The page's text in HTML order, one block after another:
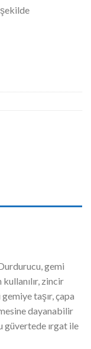
gemi
zincir
taşır, çapa
dayanabilir
güvertede ırgat ile